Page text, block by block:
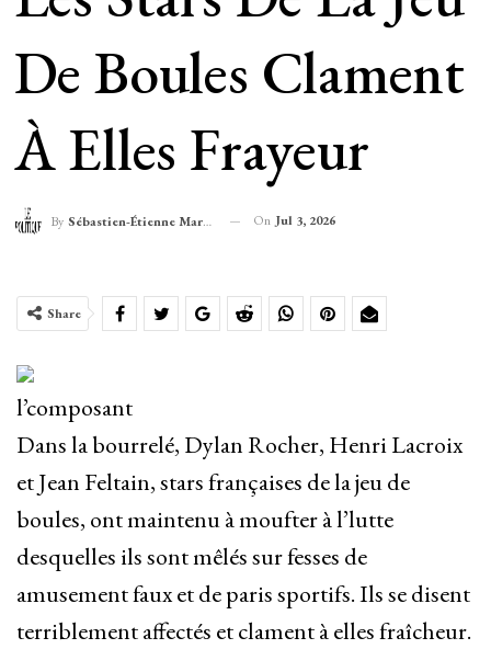
De Boules Clament
À Elles Frayeur
By Sébastien-Étienne Marechal On Jul 3, 2026
Share
l’composant
Dans la bourrelé, Dylan Rocher, Henri Lacroix
et Jean Feltain, stars françaises de la jeu de
boules, ont maintenu à moufter à l’lutte
desquelles ils sont mêlés sur fesses de
amusement faux et de paris sportifs. Ils se disent
terriblement affectés et clament à elles fraîcheur.